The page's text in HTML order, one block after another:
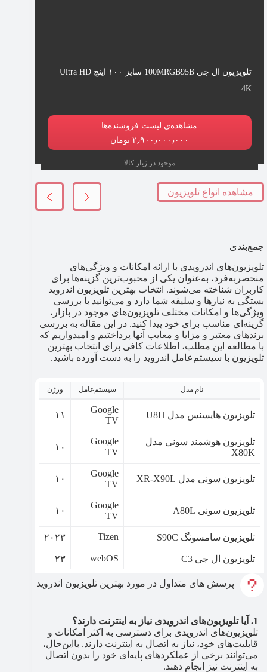
تلویزیون ال جی 100MRGB95B سایز ۱۰۰ اینچ Ultra HD
4K
مشاهده‌ی لیست فروشنده‌ها
۲٫۹۰۰٫۰۰۰٫۰۰۰ تومان
موجود در ژیار کالا
مشاهده انواع تلویزیون
جمع‌بندی
تلویزیون‌های اندرویدی با ارائه امکانات و ویژگی‌های
منحصربه‌فرد، به‌عنوان یکی از محبوب‌ترین گزینه‌ها برای
کاربران شناخته می‌شوند. انتخاب بهترین تلویزیون اندروید
بستگی به نیازها و سلیقه شما دارد و می‌توانید با بررسی
ویژگی‌ها و امکانات مختلف تلویزیون‌های موجود در بازار،
گزینه‌ای مناسب برای خود پیدا کنید. در این مقاله به بررسی
برندهای معتبر و مزایا و معایب آنها پرداختیم و امیدواریم که
با مطالعه این مطلب، اطلاعات کافی برای انتخاب بهترین
تلویزیون با سیستم‌عامل اندروید را به دست آورده باشید.
نام مدل سیستم‌عامل ورژن
تلویزیون هایسنس مدل U8H
Google
TV
۱۱
تلویزیون هوشمند سونی مدل
X80K
Google
TV
۱۰
تلویزیون سونی مدل XR-X90L
Google
TV
۱۰
تلویزیون سونی A80L
Google
TV
۱۰
تلویزیون سامسونگ S90C Tizen ۲۰۲۳
تلویزیون ال جی C3 webOS ۲۳
پرسش های متداول در مورد بهترین تلویزیون اندروید
آیا تلویزیون‌های اندرویدی نیاز به اینترنت دارند؟
تلویزیون‌های اندرویدی برای دسترسی به اکثر امکانات و
قابلیت‌های خود، نیاز به اتصال به اینترنت دارند. بااین‌حال،
می‌توانند برخی از عملکردهای پایه‌ای خود را بدون اتصال
به اینترنت نیز انجام دهند.